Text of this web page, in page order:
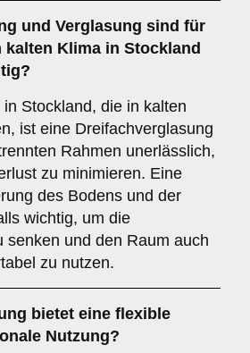
und Verglasung sind für
Klima in Stockland
Stockland, die in kalten
ist eine Dreifachverglasung
Rahmen unerlässlich,
zu minimieren. Eine
des Bodens und der
wichtig, um die
senken und den Raum auch
zu nutzen.
bietet eine flexible
Nutzung?